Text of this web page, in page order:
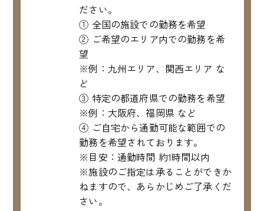
ださい。
① 全国の施設での勤務を希望
② ご希望のエリア内での勤務を希
望
※例：九州エリア、関西エリア な
ど
③ 特定の都道府県での勤務を希望
※例：大阪府、福岡県 など
④ ご自宅から通勤可能な範囲での
勤務を希望されております。
※目安：通勤時間 約1時間以内
※施設のご指定は承ることができか
ねますので、あらかじめご了承くだ
さい。